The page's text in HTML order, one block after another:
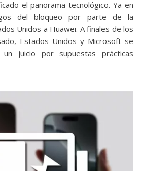
el panorama tecnológico. Ya en
del bloqueo por parte de la
Unidos a Huawei. A finales de los
Estados Unidos y Microsoft se
juicio por supuestas prácticas